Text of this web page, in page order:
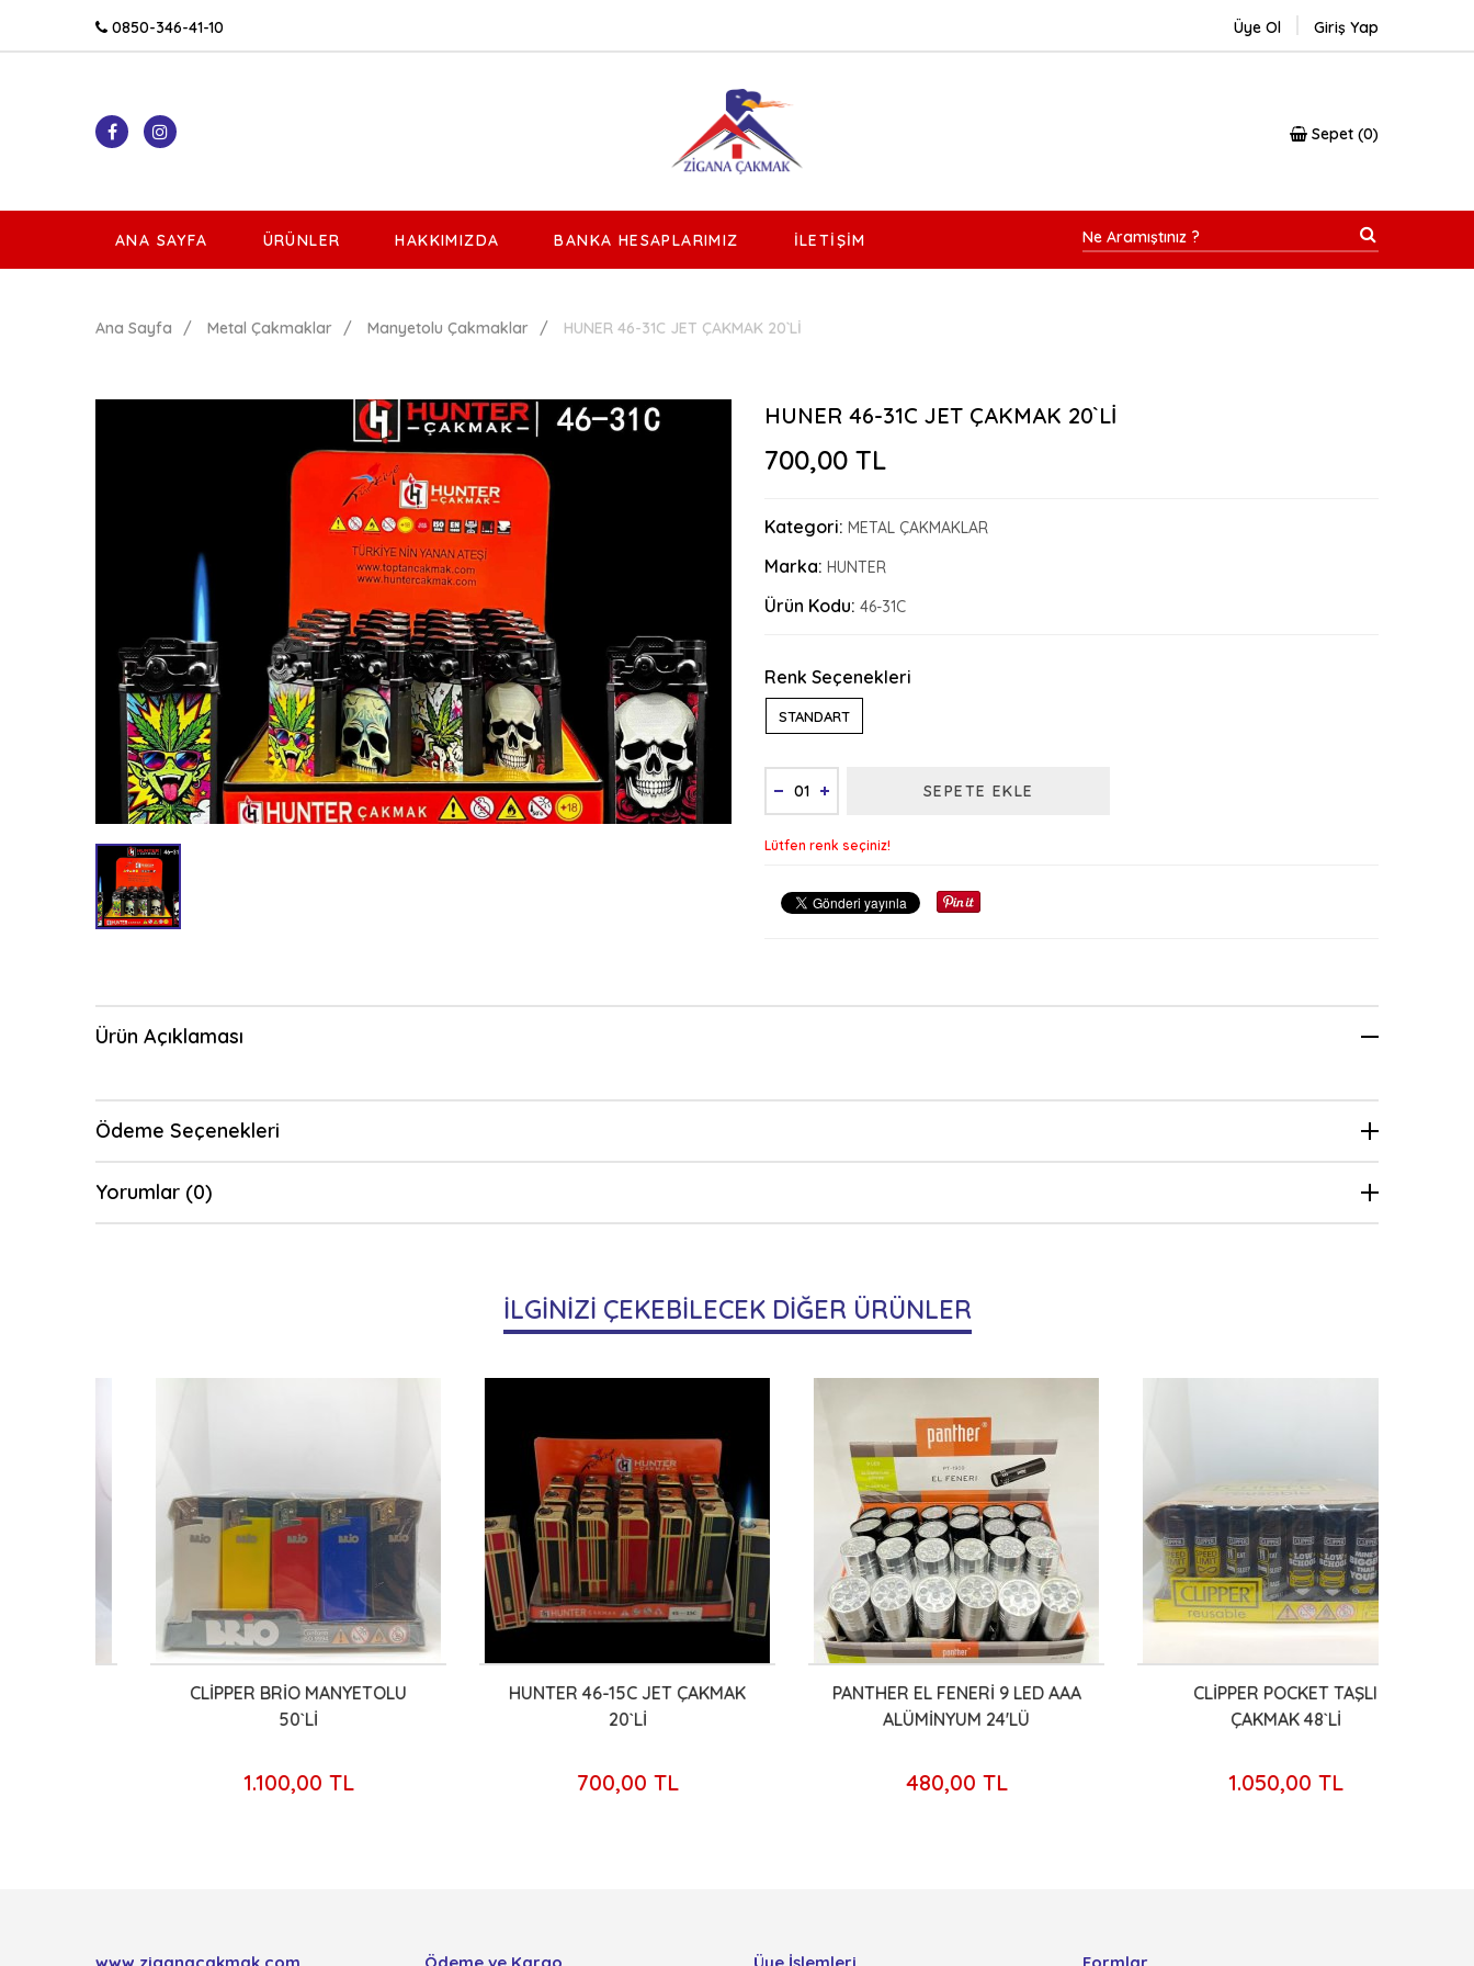
0850-346-41-10 Üye Ol Giriş Yap
Sepet 0
ANA SAYFA ÜRÜNLER HAKKIMIZDA BANKA HESAPLARIMIZ İLETIŞIM
Ana Sayfa Metal Çakmaklar Manyetolu Çakmaklar HUNER 46-31C JET ÇAKMAK 20`Lİ
HUNER 46-31C JET ÇAKMAK 20`Lİ
700,00 TL
Kategori: METAL ÇAKMAKLAR
Marka: HUNTER
Ürün Kodu: 46-31C
Renk Seçenekleri
STANDART
SEPETE EKLE
Lütfen renk seçiniz!
Ürün Açıklaması
Ödeme Seçenekleri
Yorumlar (0)
İLGİNİZİ ÇEKEBİLECEK DİĞER ÜRÜNLER
CLİPPER BRİO MANYETOLU
1.100,00 TL
HUNTER 46-15C JET ÇAKMAK
700,00 TL
PANTHER EL FENERİ 9 LED AAA
ALÜMİNYUM 24'LÜ
480,00 TL
CLİPPER POCKET TAŞLI
ÇAKMAK 48`Lİ
1.050,00 TL